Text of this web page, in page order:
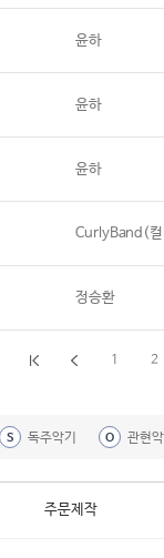
윤하
윤하
윤하
CurlyBand(
정승환
1 2
S 독주악기 O 관현
주문제작